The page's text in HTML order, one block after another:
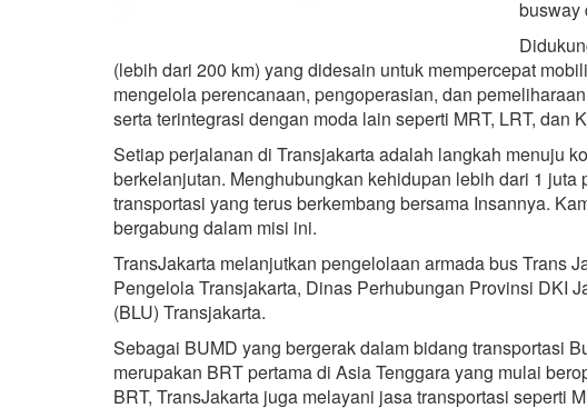
busway
(lebih dari 200 km) yang didesain untuk mempercepat
mengelola perencanaan, pengoperasian, dan
serta terintegrasi dengan moda lain seperti MRT, LRT, dan
Setiap perjalanan di Transjakarta adalah langkah menuju
berkelanjutan. Menghubungkan kehidupan lebih dari 1
transportasi yang terus berkembang bersama Insannya.
bergabung dalam misi ini.
TransJakarta melanjutkan pengelolaan armada bus Trans
Pengelola Transjakarta, Dinas Perhubungan Provinsi DKI
(BLU) Transjakarta.
Sebagai BUMD yang bergerak dalam bidang transportasi
merupakan BRT pertama di Asia Tenggara yang mulai
BRT, TransJakarta juga melayani jasa transportasi seperti